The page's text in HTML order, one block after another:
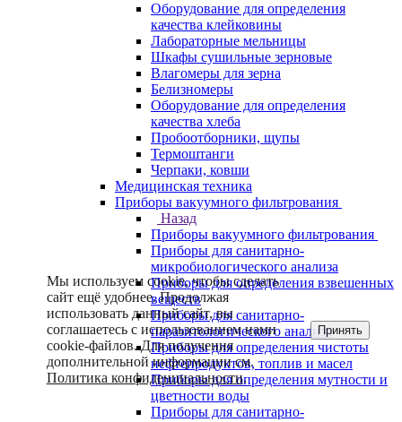
Оборудование для определения
качества клейковины
Лабораторные мельницы
Шкафы сушильные зерновые
Влагомеры для зерна
Белизномеры
Оборудование для определения
качества хлеба
Пробоотборники, щупы
Термоштанги
Черпаки, ковши
Медицинская техника
Приборы вакуумного фильтрования
Назад
Приборы вакуумного фильтрования
Приборы для санитарно-
микробиологического анализа
Приборы для определения взвешенных
веществ
Приборы для санитарно-
паразитологического анализа
Приборы для определения чистоты
нефтепродуктов, топлив и масел
Приборы для определения мутности и
цветности воды
Приборы для санитарно-
Мы используем cookie, чтобы сделать
сайт ещё удобнее. Продолжая
использовать данный сайт, вы
соглашаетесь с использованием нами
cookie-файлов. Для получения
дополнительной информации см.
Политика конфиденциальности.
Принять